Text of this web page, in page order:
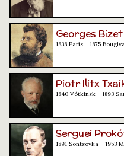
Georges Bizet
1838 París - 1875
Piotr Ilitx
1840 Vótkinsk - 1893
Serguei
1891 Sontsovka - 1953